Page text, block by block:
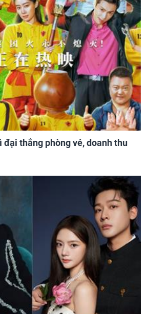
đại thắng phòng vé, doanh thu